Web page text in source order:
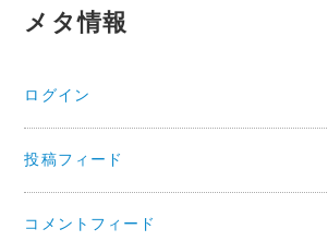
メタ情報
ログイン
投稿フィード
コメントフィード